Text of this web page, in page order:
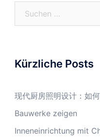
Kürzliche Posts
现代厨房照明设计：如
Bauwerke zeigen
Inneneinrichtung mit